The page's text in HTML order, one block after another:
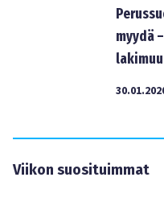
myydä
Viikon suosituimmat